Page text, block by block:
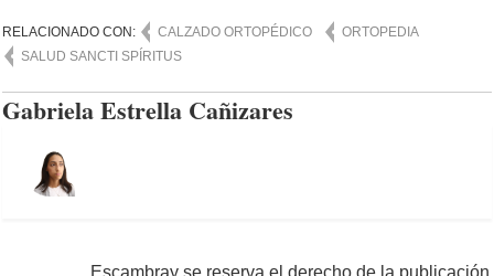
RELACIONADO CON: CALZADO ORTOPÉDICO
ORTOPEDIA
SALUD SANCTI SPÍRITUS
Gabriela Estrella Cañizares
Escambray se reserva el derecho de la publicación